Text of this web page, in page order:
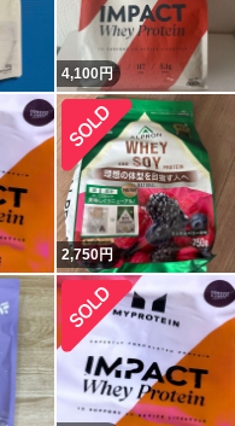
4,100円
2,750円